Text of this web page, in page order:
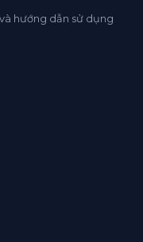
hướng dẫn sử dụng